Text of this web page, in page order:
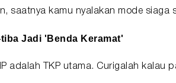
saatnya kamu nyalakan mode siaga
Jadi 'Benda Keramat'
adalah TKP utama. Curigalah kalau